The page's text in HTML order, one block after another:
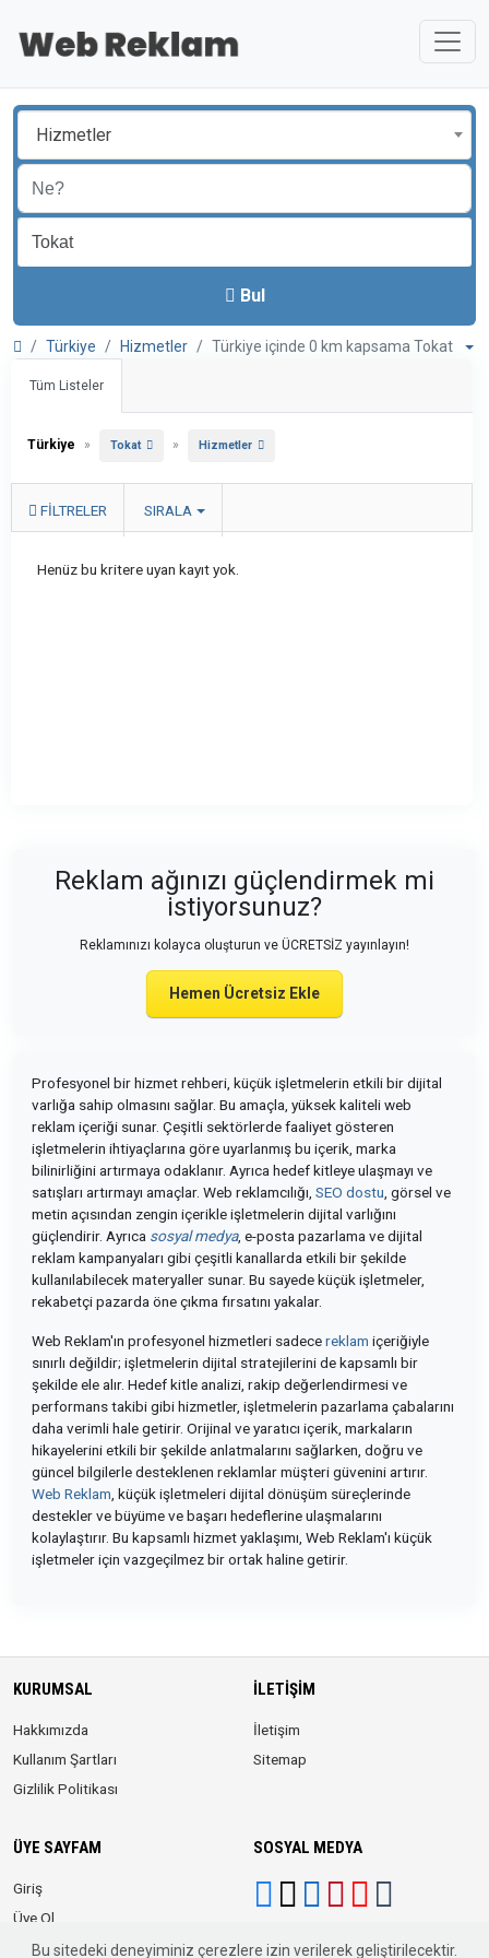
Hizmetler
Bul
Türkiye Hizmetler Türkiye içinde 0 km kapsama Tokat
Tüm Listeler
Türkiye » Tokat » Hizmetler
FILTRELER SIRALA
Henüz bu kritere uyan kayıt yok.
Reklam ağınızı güçlendirmek mi
istiyorsunuz?
Reklamınızı kolayca oluşturun ve ÜCRETSİZ yayınlayın!
Hemen Ücretsiz Ekle
Profesyonel bir hizmet rehberi, küçük işletmelerin etkili bir dijital
varlığa sahip olmasını sağlar. Bu amaçla, yüksek kaliteli web
reklam içeriği sunar. Çeşitli sektörlerde faaliyet gösteren
işletmelerin ihtiyaçlarına göre uyarlanmış bu içerik, marka
bilinirliğini artırmaya odaklanır. Ayrıca hedef kitleye ulaşmayı ve
satışları artırmayı amaçlar. Web reklamcılığı, SEO dostu , görsel ve
metin açısından zengin içerikle işletmelerin dijital varlığını
güçlendirir. Ayrıca sosyal medya, e-posta pazarlama ve dijital
reklam kampanyaları gibi çeşitli kanallarda etkili bir şekilde
kullanılabilecek materyaller sunar. Bu sayede küçük işletmeler,
rekabetçi pazarda öne çıkma fırsatını yakalar.
Web Reklam'ın profesyonel hizmetleri sadecereklam içeriğiyle
sınırlı değildir; işletmelerin dijital stratejilerini de kapsamlı bir
şekilde ele alır. Hedef kitle analizi, rakip değerlendirmesi ve
performans takibi gibi hizmetler, işletmelerin pazarlama çabalarını
daha verimli hale getirir. Orijinal ve yaratıcı içerik, markaların
hikayelerini etkili bir şekilde anlatmalarını sağlarken, doğru ve
güncel bilgilerle desteklenen reklamlar müşteri güvenini artırır.
Web Reklam , küçük işletmeleri dijital dönüşüm süreçlerinde
destekler ve büyüme ve başarı hedeflerine ulaşmalarını
kolaylaştırır. Bu kapsamlı hizmet yaklaşımı, Web Reklam'ı küçük
işletmeler için vazgeçilmez bir ortak haline getirir.
KURUMSAL
Hakkımızda
Kullanım Şartları
Gizlilik Politikası
İLETIŞIM
İletişim
Sitemap
ÜYE SAYFAM
Giriş
Üye Ol
SOSYAL MEDYA
Bu sitedeki deneyiminiz çerezlere izin verilerek geliştirilecektir.